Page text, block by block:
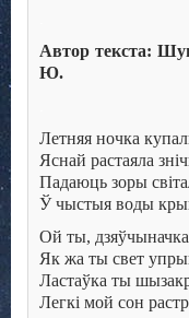
Автор текста:
Ю.
Летняя ночка
Яснай растаяла
Падаюць зоры
Ў чыстыя воды
Ой ты, дзяўчыначка
Як жа ты свет
Ластаўка ты
Легкі мой сон